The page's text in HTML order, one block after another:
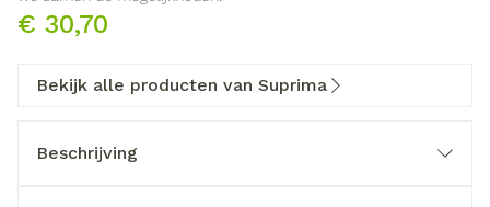
€ 30,70
Bekijk alle producten van Suprima
Beschrijving